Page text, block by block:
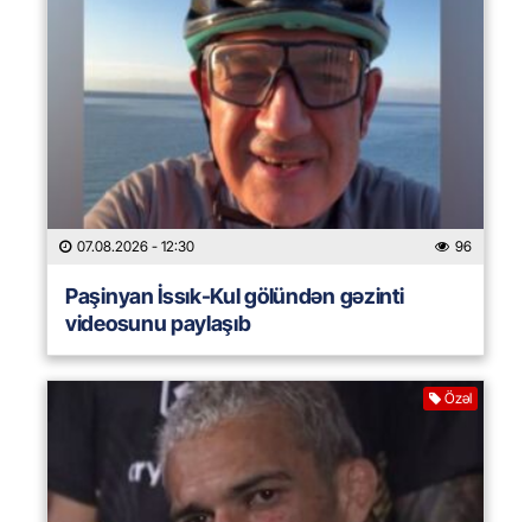
07.08.2026 - 12:30 96
Paşinyan İssık-Kul gölündən gəzinti
videosunu paylaşıb
Özəl